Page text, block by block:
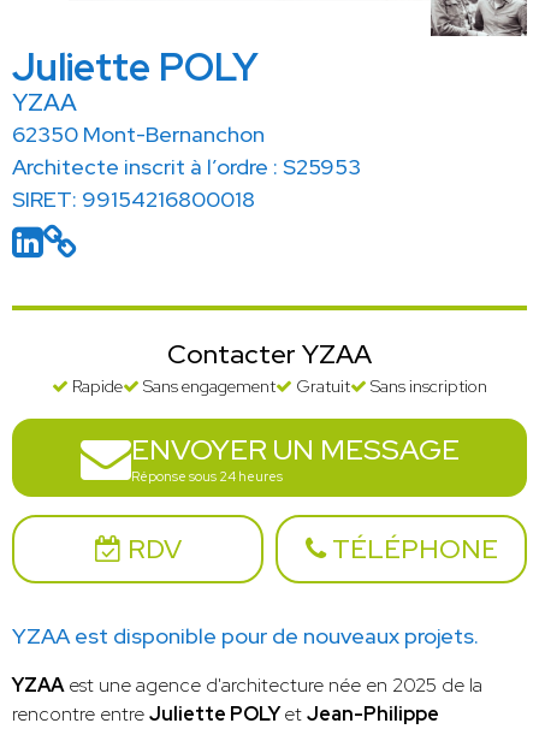
Juliette POLY
YZAA
62350 Mont-Bernanchon
Architecte inscrit à l’ordre : S25953
SIRET: 99154216800018
Contacter YZAA
Rapide Sans engagement Gratuit Sans inscription
ENVOYER UN MESSAGE
Réponse sous 24 heures
RDV TÉLÉPHONE
YZAA est disponible pour de nouveaux projets.
YZAAest une agence d'architecture née en 2025 de la
rencontre entreJuliette POLYetJean-Philippe